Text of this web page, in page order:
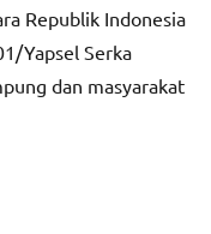
Republik Indonesia
Yapsel Serka
dan masyarakat